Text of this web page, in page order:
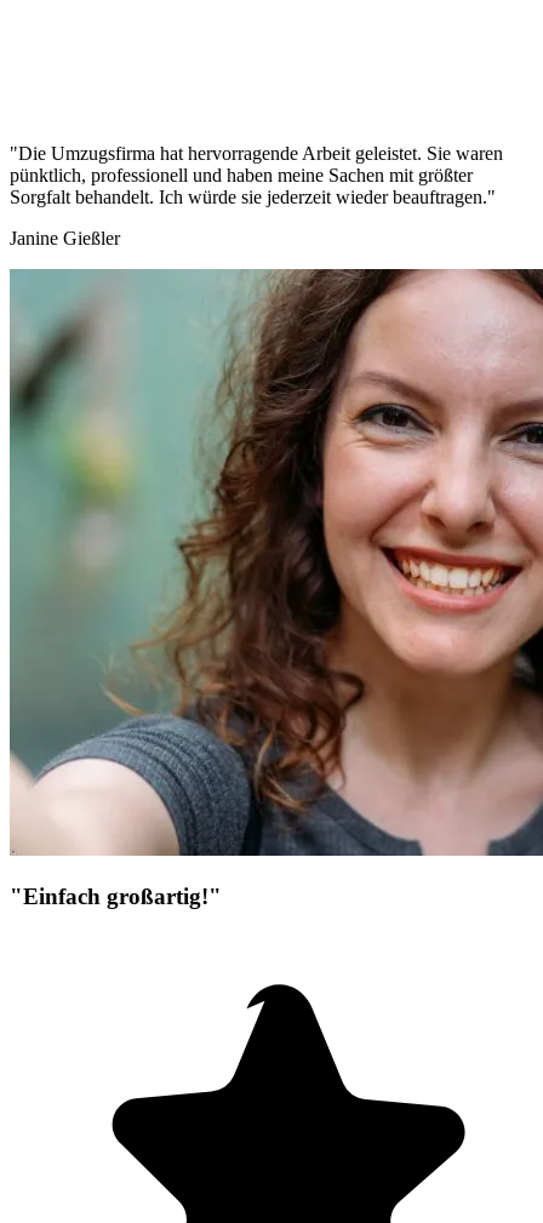
"Die Umzugsfirma hat hervorragende Arbeit geleistet. Sie waren
pünktlich, professionell und haben meine Sachen mit größter
Sorgfalt behandelt. Ich würde sie jederzeit wieder beauftragen."
Janine Gießler
"Einfach großartig!"